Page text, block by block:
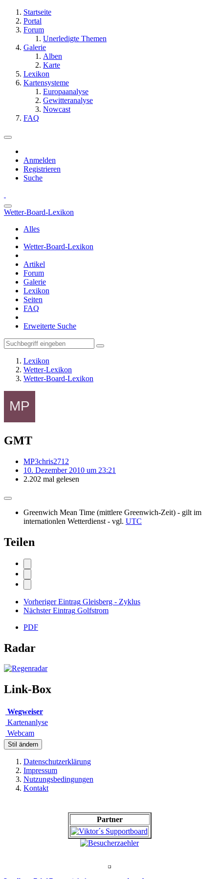
Startseite
Portal
Forum
Unerledigte Themen
Galerie
Alben
Karte
Lexikon
Kartensysteme
Europaanalyse
Gewitteranalyse
Nowcast
FAQ
Anmelden
Registrieren
Suche
Wetter-Board-Lexikon
Alles
Wetter-Board-Lexikon
Artikel
Forum
Galerie
Lexikon
Seiten
FAQ
Erweiterte Suche
Lexikon
Wetter-Lexikon
Wetter-Board-Lexikon
GMT
MP3chris2712
10. Dezember 2010 um 23:21
2.202 mal gelesen
Greenwich Mean Time (mittlere Greenwich-Zeit) - gilt im
internationlen Wetterdienst - vgl. UTC
Teilen
Vorheriger Eintrag Gleisberg - Zyklus
Nächster Eintrag Golfstrom
PDF
Radar
Link-Box
Wegweiser
Kartenanlyse
Webcam
Stil ändern
Datenschutzerklärung
Impressum
Nutzungsbedingungen
Kontakt
Partner